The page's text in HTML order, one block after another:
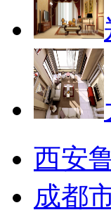
西安
成都